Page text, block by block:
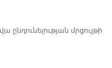
ընդունելության մրցույթի